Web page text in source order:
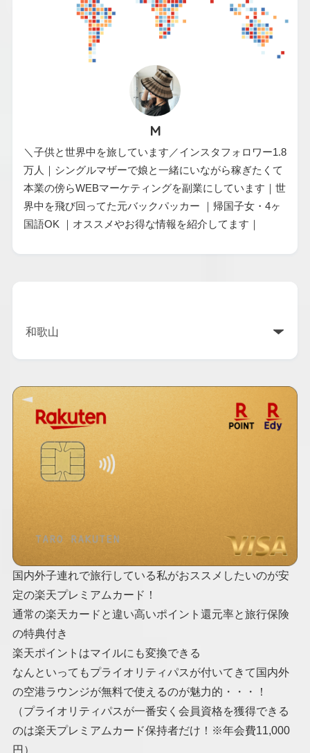
M
＼子供と世界中を旅しています／インスタフォロワー1.8
万人｜シングルマザーで娘と一緒にいながら稼ぎたくて
本業の傍らWEBマーケティングを副業にしています｜世
界中を飛び回ってた元バックパッカー ｜帰国子女・4ヶ
国語OK ｜オススメやお得な情報を紹介してます｜
国内外子連れで旅行している私がおススメしたいのが安
定の楽天プレミアムカード！
通常の楽天カードと違い高いポイント還元率と旅行保険
の特典付き
楽天ポイントはマイルにも変換できる
なんといってもプライオリティパスが付いてきて国内外
の空港ラウンジが無料で使えるのが魅力的・・・！
（プライオリティパスが一番安く会員資格を獲得できる
のは楽天プレミアムカード保持者だけ！※年会費11,000
円）